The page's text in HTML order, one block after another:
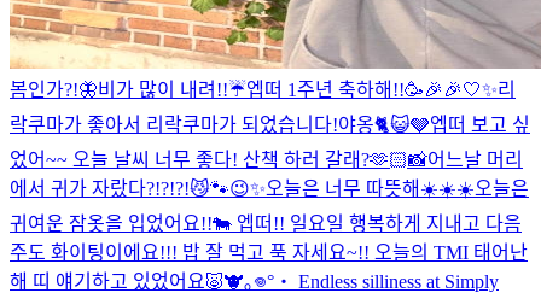
봄인가?!🦋비가 많이 내려!!☔️엡떠 1주년 축하해!!🥳🎉🎉🤍✨리
락쿠마가 좋아서 리락쿠마가 되었습니다!야옹🐈😺🩶엡떠 보고 싶
었어~~ 오늘 날씨 너무 좋다! 산책 하러 갈래?🫶🏻📸어느날 머리
에서 귀가 자랐다?!?!?!😼🐾😉✨오늘은 너무 따뜻해☀️☀️☀️오늘은
귀여운 잠옷을 입었어요!!🐄 엡떠!! 일요일 행복하게 지내고 다음
주도 화이팅이에요!!! 밥 잘 먹고 푹 자세요~!! 오늘의 TMI 태어난
해 띠 얘기하고 있었어요🐷🐮｡𖦹°‧ Endless silliness at Simply